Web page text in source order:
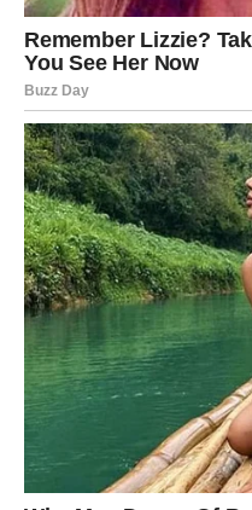
početke.
Vrijeme je da prestanete
sreći.
Sudbina vas vodi
Pred vama su veoma
JARAC
Jarčevi konačno ulaze u
Poslije mnogo rada i
ipak isplatio.